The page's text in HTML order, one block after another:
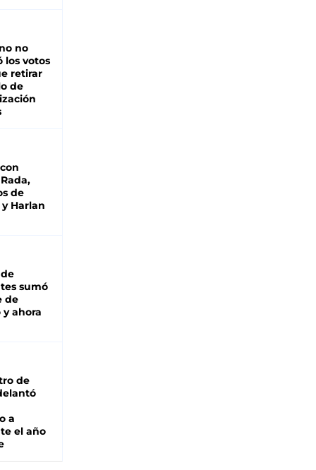
no
los votos
retirar
de
de
Harlan
sumó
de
y ahora
de
a
el año